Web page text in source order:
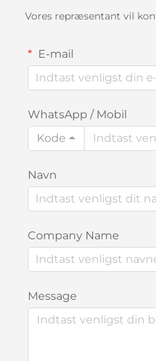
Vores repræsentant vil
E-mail
WhatsApp / Mobil
Kode
Navn
Company Name
Message